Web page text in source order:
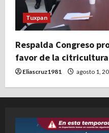
Tuxpan
Respalda Congreso
favor de la citricultura
Eliascruz1981 agosto 1,